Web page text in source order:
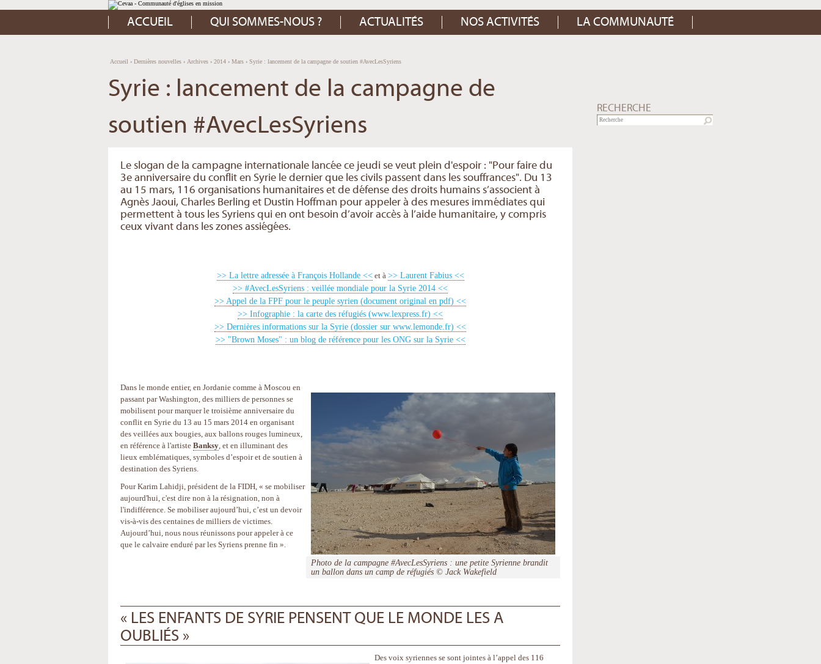
Aller
au
contenu.
Aller
à
Outils
personnels
ACCUEIL QUI SOMMES-NOUS ? ACTUALITÉS NOS ACTIVITÉS LA COMMUNAUTÉ
Accueil › Dernières nouvelles › Archives › 2014 › Mars › Syrie : lancement de la campagne de soutien #AvecLesSyriens
RECHERCHE
Syrie : lancement de la campagne de
soutien #AvecLesSyriens
Le slogan de la campagne internationale lancée ce jeudi se veut plein d'espoir : "Pour faire du
3e anniversaire du conflit en Syrie le dernier que les civils passent dans les souffrances". Du 13
au 15 mars, 116 organisations humanitaires et de défense des droits humains s’associent à
Agnès Jaoui, Charles Berling et Dustin Hoffman pour appeler à des mesures immédiates qui
permettent à tous les Syriens qui en ont besoin d’avoir accès à l’aide humanitaire, y compris
ceux vivant dans les zones assiégées.
>> La lettre adressée à François Hollande <<et à >> Laurent Fabius <<
>> #AvecLesSyriens : veillée mondiale pour la Syrie 2014 <<
>> Appel de la FPF pour le peuple syrien (document original en pdf) <<
>> Infographie : la carte des réfugiés (www.lexpress.fr) <<
>> Dernières informations sur la Syrie (dossier sur www.lemonde.fr) <<
>> "Brown Moses" : un blog de référence pour les ONG sur la Syrie <<
Photo de la campagne #AvecLesSyriens : une petite Syrienne brandit
un ballon dans un camp de réfugiés © Jack Wakefield
Dans le monde entier, en Jordanie comme à Moscou en
passant par Washington, des milliers de personnes se
mobilisent pour marquer le troisième anniversaire du
conflit en Syrie du 13 au 15 mars 2014 en organisant
des veillées aux bougies, aux ballons rouges lumineux,
en référence à l'artiste Banksy, et en illuminant des
lieux emblématiques, symboles d’espoir et de soutien à
destination des Syriens.
Pour Karim Lahidji, président de la FIDH, « se mobiliser
aujourd'hui, c'est dire non à la résignation, non à
l'indifférence. Se mobiliser aujourd’hui, c’est un devoir
vis-à-vis des centaines de milliers de victimes.
Aujourd’hui, nous nous réunissons pour appeler à ce
que le calvaire enduré par les Syriens prenne fin ».
« LES ENFANTS DE SYRIE PENSENT QUE LE MONDE LES A
OUBLIÉS »
Des voix syriennes se sont jointes à l’appel des 116